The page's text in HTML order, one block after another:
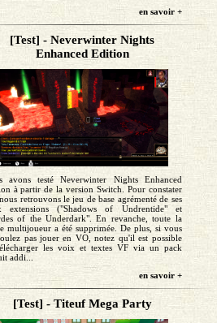
en savoir +
[Test] - Neverwinter Nights
Enhanced Edition
avons testé Neverwinter Nights Enhanced
à partir de la version Switch. Pour constater
retrouvons le jeu de base agrémenté de ses
extensions ("Shadows of Undrentide" et
of the Underdark". En revanche, toute la
multijoueur a été supprimée. De plus, si vous
pas jouer en VO, notez qu'il est possible
les voix et textes VF via un pack
addi...
en savoir +
[Test] - Titeuf Mega Party